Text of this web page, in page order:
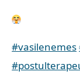
#vasilenemes